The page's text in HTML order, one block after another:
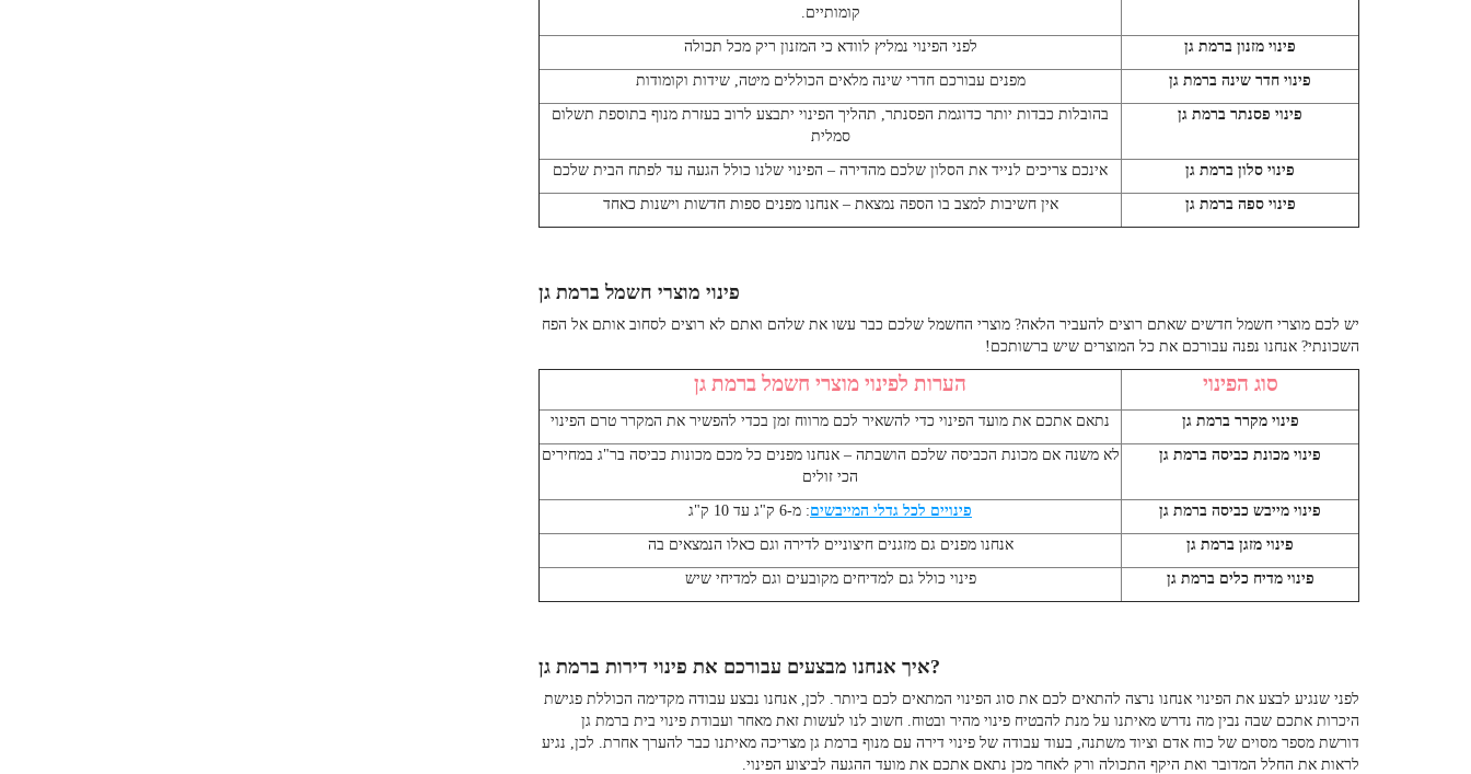
קומותיים.
פינוי מזנון ברמת גן לפני הפינוי נמליץ לוודא כי המזנון ריק מכל תכולה
פינוי חדר שינה ברמת גן מפנים עבורכם חדרי שינה מלאים הכוללים מיטה, שידות וקומודות
פינוי פסנתר ברמת גן
בהובלות כבדות יותר כדוגמת הפסנתר, תהליך הפינוי יתבצע לרוב בעזרת מנוף בתוספת תשלום
סמלית
פינוי סלון ברמת גן אינכם צריכים לנייד את הסלון שלכם מהדירה – הפינוי שלנו כולל הגעה עד לפתח הבית שלכם
פינוי ספה ברמת גן אין חשיבות למצב בו הספה נמצאת – אנחנו מפנים ספות חדשות וישנות כאחד
פינוי מוצרי חשמל ברמת גן
יש לכם מוצרי חשמל חדשים שאתם רוצים להעביר הלאה? מוצרי החשמל שלכם כבר עשו את שלהם ואתם לא רוצים לסחוב אותם אל הפח
השכונתי? אנחנו נפנה עבורכם את כל המוצרים שיש ברשותכם!
סוג הפינוי הערות לפינוי מוצרי חשמל ברמת גן
פינוי מקרר ברמת גן נתאם אתכם את מועד הפינוי כדי להשאיר לכם מרווח זמן בכדי להפשיר את המקרר טרם הפינוי
פינוי מכונת כביסה ברמת גן
לא משנה אם מכונת הכביסה שלכם הושבתה – אנחנו מפנים כל מכם מכונות כביסה בר"ג במחירים
הכי זולים
פינוי מייבש כביסה ברמת גן פינויים לכל גדלי המייבשים: מ-6 ק"ג עד 10 ק"ג
פינוי מזגן ברמת גן אנחנו מפנים גם מזגנים חיצוניים לדירה וגם כאלו הנמצאים בה
פינוי מדיח כלים ברמת גן פינוי כולל גם למדיחים מקובעים וגם למדיחי שיש
איך אנחנו מבצעים עבורכם את פינוי דירות ברמת גן?
לפני שנגיע לבצע את הפינוי אנחנו נרצה להתאים לכם את סוג הפינוי המתאים לכם ביותר. לכן, אנחנו נבצע עבודה מקדימה הכוללת פגישת
היכרות אתכם שבה נבין מה נדרש מאיתנו על מנת להבטיח פינוי מהיר ובטוח. חשוב לנו לעשות זאת מאחר ועבודת פינוי בית ברמת גן
דורשת מספר מסוים של כוח אדם וציוד משתנה, בעוד עבודה של פינוי דירה עם מנוף ברמת גן מצריכה מאיתנו כבר להערך אחרת. לכן, נגיע
לראות את החלל המדובר ואת היקף התכולה ורק לאחר מכן נתאם אתכם את מועד ההגעה לביצוע הפינוי.